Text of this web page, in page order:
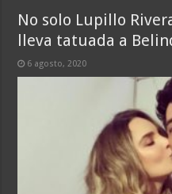
No solo Lupillo
lleva tatuada a
6 agosto, 2020